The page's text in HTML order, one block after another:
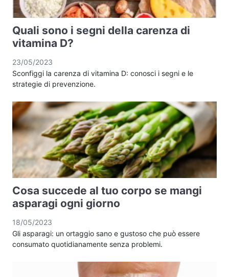
Quali sono i segni della carenza di
vitamina D?
23/05/2023
Sconfiggi la carenza di vitamina D: conosci i segni e le
strategie di prevenzione.
Cosa succede al tuo corpo se mangi
asparagi ogni giorno
18/05/2023
Gli asparagi: un ortaggio sano e gustoso che può essere
consumato quotidianamente senza problemi.